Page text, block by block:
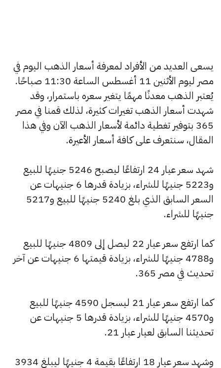
يسعى العديد من الأفراد لمعرفة أسعار الذهب اليوم في
مصر ليوم الأثنين 11 أغسطس الساعة 11:30 صباحًا.
يُعتبر الذهب معدنًا مهمًا يتغير سعره باستمرار، وقد
شهدت أسعار الذهب تغيرات كثيرة، لذلك قمنا في مصر
365 بتوفير تغطية دائمة لأسعار الذهب الآن وفي هذا
المقال، سنتعرف على كافة أسعار الأعيرة.
شهد سعر عيار 24 ارتفاعًا ليصبح 5246 جنيهًا للبيع
و5223 جنيهًا للشراء، بزيادة قدرها 6 جنيهات عن
السعر السابق الذي بلغ 5240 جنيهًا للبيع و5217
جنيهًا للشراء.
كما ارتفع سعر عيار 22 ليصل إلى 4809 جنيهًا للبيع
و4788 جنيهًا للشراء، بزيادة قيمتها 6 جنيهات عن آخر
تحديث في مصر 365.
كما ارتفع سعر عيار 21 ليسجل 4590 جنيهًا للبيع
و4570 جنيهًا للشراء، بزيادة قدرها 5 جنيهات عن
تحديثنا السابق لعيار عيار 21.
وشهد سعر عيار 18 ارتفاعًا بقيمة 4 جنيهًا ليبلغ 3934